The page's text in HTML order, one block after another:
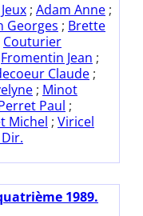
; Adam Anne ;
Georges ; Brette
Couturier
Fromentin Jean ;
Claude ;
; Minot
Paul ;
Michel ; Viricel
1989.